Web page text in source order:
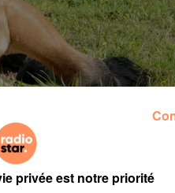
privée est notre priorité